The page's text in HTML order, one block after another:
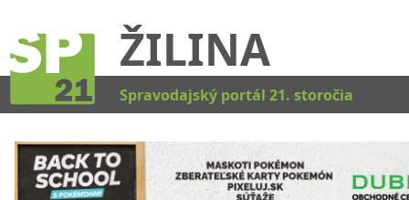
ŽILINA
Spravodajský portál 21. storočia